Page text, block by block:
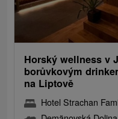
Horský wellness v
borůvkovým
na Liptově
Hotel Strachan